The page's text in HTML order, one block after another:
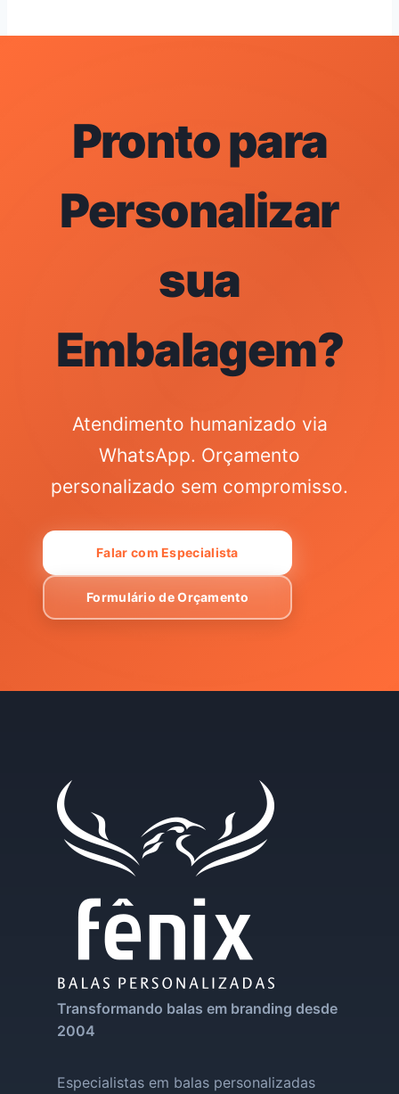
Pronto para
Personalizar
sua
Embalagem?
Atendimento humanizado via
WhatsApp. Orçamento
personalizado sem compromisso.
Falar com Especialista
Formulário de Orçamento
Transformando balas em branding desde
2004
Especialistas em balas personalizadas